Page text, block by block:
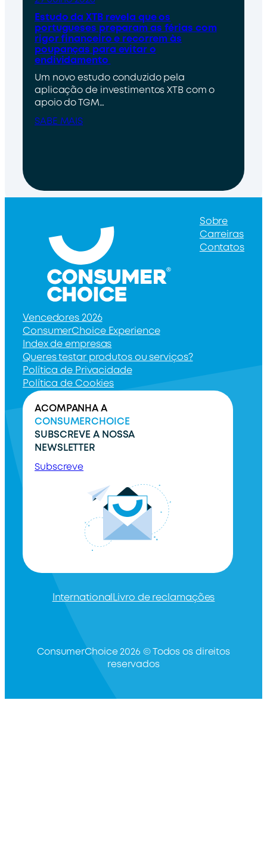
Estudo da XTB revela que os
portugueses preparam as férias com
rigor financeiro e recorrem às
poupanças para evitar o
endividamento
Um novo estudo conduzido pela
aplicação de investimentos XTB com o
apoio do TGM…
SABE MAIS
Sobre
Carreiras
Contatos
Vencedores 2026
ConsumerChoice Experience
Index de empresas
Queres testar produtos ou serviços?
Política de Privacidade
Política de Cookies
ACOMPANHA A
CONSUMERCHOICE
SUBSCREVE A NOSSA
NEWSLETTER
Subscreve
International Livro de reclamações
ConsumerChoice 2026 © Todos os direitos
reservados